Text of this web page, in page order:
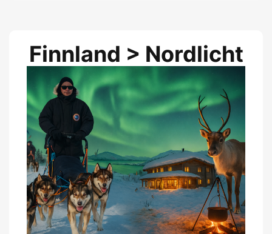
Finnland > Nordlicht